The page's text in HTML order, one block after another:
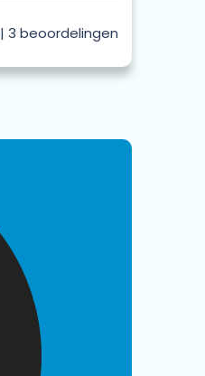
| 3 beoordelingen